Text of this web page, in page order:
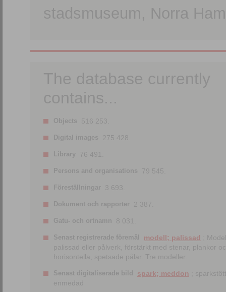
stadsmuseum, Norra
The database currently
contains...
Objects 516 253.
Digital images 275 428.
Library 76 491.
Persons and organisations 79 545.
Föreställningar 3 693.
Dokument och rapporter 2 387.
Gatu- och ortnamn 8 031.
Senast registrerade föremål modell; palissad
;
palissad eller pålverk, förstärkt med stenar, plankor
horisontella, spetsade pålar. Tre modeller.
Senast digitaliserade bild spark; meddon ;
enmedad